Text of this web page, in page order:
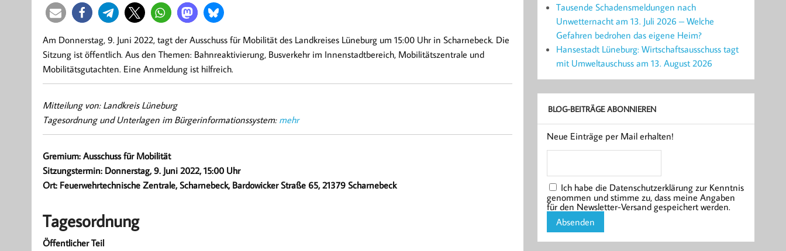
Am Donnerstag, 9. Juni 2022, tagt der Ausschuss für Mobilität des Landkreises Lüneburg um 15:00 Uhr in Scharnebeck. Die
Sitzung ist öffentlich. Aus den Themen: Bahnreaktivierung, Busverkehr im Innenstadtbereich, Mobilitätszentrale und
Mobilitätsgutachten. Eine Anmeldung ist hilfreich.
Mitteilung von: Landkreis Lüneburg
Tagesordnung und Unterlagen im Bürgerinformationssystem: mehr
Gremium: Ausschuss für Mobilität
Sitzungstermin: Donnerstag, 9. Juni 2022, 15:00 Uhr
Ort: Feuerwehrtechnische Zentrale, Scharnebeck, Bardowicker Straße 65, 21379 Scharnebeck
Tagesordnung
Öffentlicher Teil
Tausende Schadensmeldungen nach
Unwetternacht am 13. Juli 2026 – Welche
Gefahren bedrohen das eigene Heim?
Hansestadt Lüneburg: Wirtschaftsausschuss tagt
mit Umweltauschuss am 13. August 2026
BLOG-BEITRÄGE ABONNIEREN
Neue Einträge per Mail erhalten!
Ich habe die Datenschutzerklärung zur Kenntnis
genommen und stimme zu, dass meine Angaben
für den Newsletter-Versand gespeichert werden.